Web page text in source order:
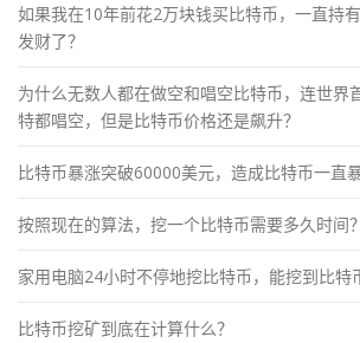
如果我在10年前花2万块钱买比特币，一直持
发财了？
为什么无数人都在做空和唱空比特币，连世界
特都唱空，但是比特币价格还是飙升？
比特币暴涨突破60000美元，造成比特币一直
按照现在的算法，挖一个比特币需要多久时间？
家用电脑24小时不停地挖比特币，能挖到比特
比特币挖矿到底在计算什么？